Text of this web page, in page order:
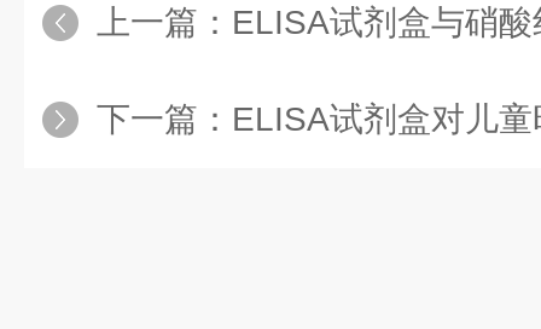
上一篇： ELISA试剂盒与硝
下一篇： ELISA试剂盒对儿童